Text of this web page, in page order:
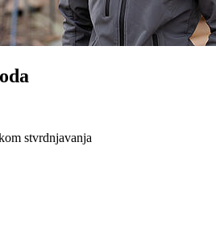
stvrdnjavanja